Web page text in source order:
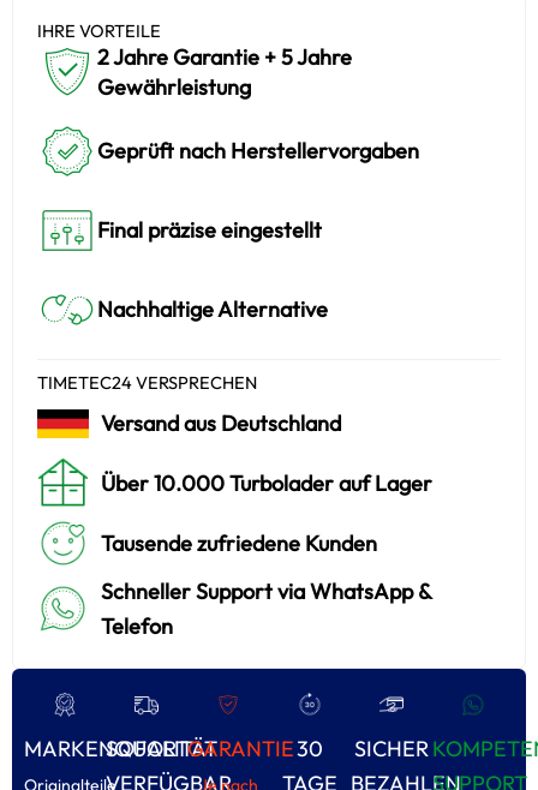
IHRE VORTEILE
2 Jahre Garantie + 5 Jahre
Gewährleistung
Geprüft nach Herstellervorgaben
Final präzise eingestellt
Nachhaltige Alternative
TIMETEC24 VERSPRECHEN
Versand aus Deutschland
Über 10.000 Turbolader auf Lager
Tausende zufriedene Kunden
Schneller Support via WhatsApp &
Telefon
MARKENQUALITÄT
Originalteile
SOFORT
VERFÜGBAR
GARANTIE
Je nach
30
TAGE
SICHER
BEZAHLENSUPPORT